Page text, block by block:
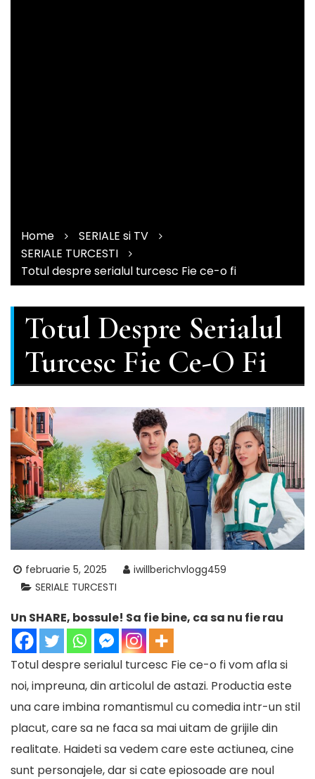
Home
SERIALE si TV
SERIALE TURCESTI
Totul despre serialul turcesc Fie ce-o fi
Totul Despre Serialul
Turcesc Fie Ce-O Fi
februarie 5, 2025
iwillberichvlogg459
SERIALE TURCESTI
Un SHARE, bossule! Sa fie bine, ca sa nu fie rau
Totul despre serialul turcesc Fie ce-o fi vom afla si
noi, impreuna, din articolul de astazi. Productia este
una care imbina romantismul cu comedia intr-un stil
placut, care sa ne faca sa mai uitam de grijile din
realitate. Haideti sa vedem care este actiunea, cine
sunt personajele, dar si cate epiosoade are noul